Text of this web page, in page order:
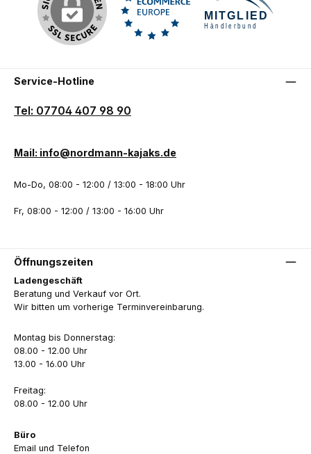
Service-Hotline
Tel: 07704 407 98 90
Mail: info@nordmann-kajaks.de
Mo-Do, 08:00 - 12:00 / 13:00 - 18:00 Uhr
Fr, 08:00 - 12:00 / 13:00 - 16:00 Uhr
Öffnungszeiten
Ladengeschäft
Beratung und Verkauf vor Ort.
Wir bitten um vorherige Terminvereinbarung.
Montag bis Donnerstag:
08.00 - 12.00 Uhr
13.00 - 16.00 Uhr
Freitag:
08.00 - 12.00 Uhr
Büro
Email und Telefon